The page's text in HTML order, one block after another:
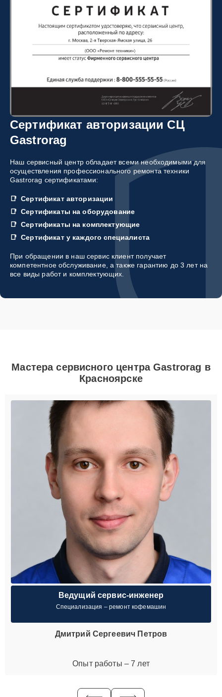
Сертификат авторизации СЦ
Gastrorag
Наш сервисный центр обладает всеми необходимыми для
осуществления профессионального ремонта техники
Gastrorag сертификатами:
Сертификат авторизации
Сертификаты на оборудование
Сертификаты на комплектующие
Сертификат у каждого специалиста
При обращении в наш сервис клиент получает
компетентное обслуживание, а также гарантию до 3 лет на
все виды работ и комплектующих.
Мастера сервисного центра Gastrorag в
Красноярске
Ведущий сервис-инженер
Специализация – ремонт кофемашин
Дмитрий Сергеевич Петров
Опыт работы – 7 лет